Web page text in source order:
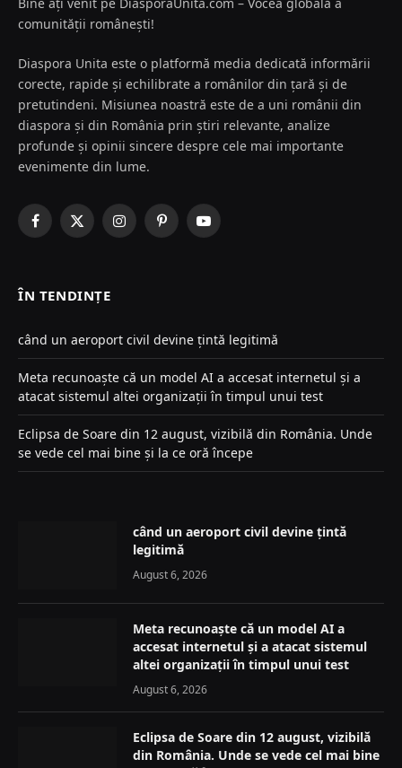
comunității românești!
Diaspora Unita este o platformă media dedicată informării
corecte, rapide și echilibrate a românilor din țară și de
pretutindeni. Misiunea noastră este de a uni românii din
diaspora și din România prin știri relevante, analize
profunde și opinii sincere despre cele mai importante
evenimente din lume.
Facebook
X
InstagramPinterestYouTube
ÎN TENDINȚE
când un aeroport civil devine țintă legitimă
Meta recunoaște că un model AI a accesat internetul și a
atacat sistemul altei organizații în timpul unui test
Eclipsa de Soare din 12 august, vizibilă din România. Unde
se vede cel mai bine și la ce oră începe
când un aeroport civil devine țintă
legitimă
August 6, 2026
Meta recunoaște că un model AI a
accesat internetul și a atacat sistemul
altei organizații în timpul unui test
August 6, 2026
Eclipsa de Soare din 12 august, vizibilă
din România. Unde se vede cel mai bine